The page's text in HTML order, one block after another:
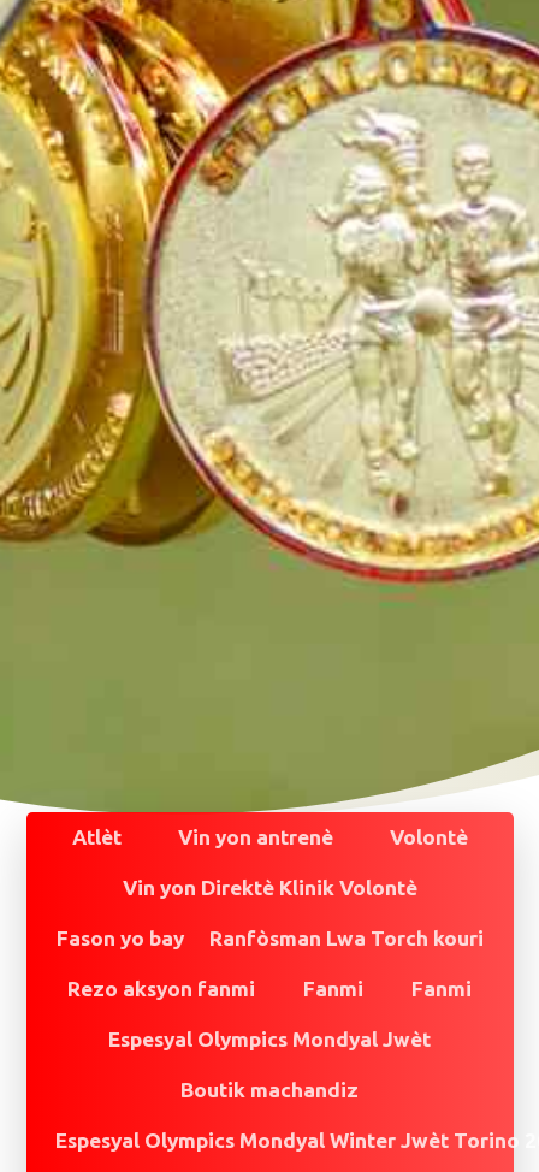
Atlèt Vin yon antrenè Volontè
Vin yon Direktè Klinik Volontè
Fason yo bay Ranfòsman Lwa Torch kouri
Rezo aksyon fanmi Fanmi Fanmi
Espesyal Olympics Mondyal Jwèt
Boutik machandiz
Espesyal Olympics Mondyal Winter Jwèt Torino